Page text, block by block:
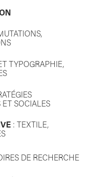
TYPOGRAPHIE,
SOCIALES
: TEXTILE,
DE RECHERCHE